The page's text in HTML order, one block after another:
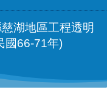
湖地區工程透明
國66-71年)